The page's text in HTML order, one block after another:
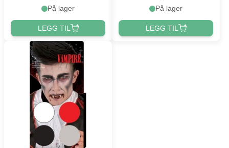
På lager
LEGG TIL
På lager
LEGG TIL